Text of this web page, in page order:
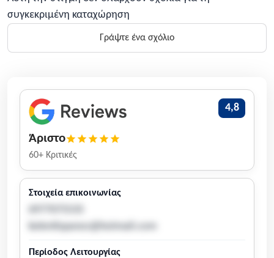
συγκεκριμένη καταχώρηση
Γράψτε ένα σχόλιο
4,8
Άριστο
60+ Κριτικές
Στοιχεία επικοινωνίας
kolentispanos@hotmail.com
Περίοδος Λειτουργίας